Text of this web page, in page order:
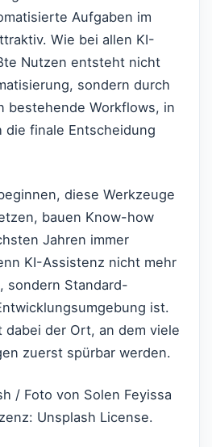
Aufgaben im
Wie bei allen KI-
Nutzen entsteht nicht
sondern durch
bestehende Workflows, in
die finale Entscheidung
diese Werkzeuge
bauen Know-how
Jahren immer
KI-Assistenz nicht mehr
sondern Standard-
ist.
dabei der Ort, an dem viele
zuerst spürbar werden.
/ Foto von Solen Feyissa
Unsplash License.